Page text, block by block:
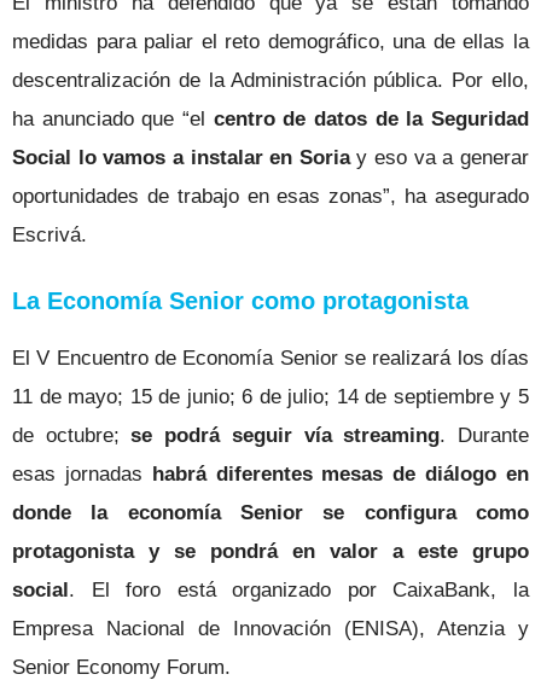
medidas para paliar el reto demográfico, una de ellas la
descentralización de la Administración pública. Por ello,
ha anunciado que “el centro de datos de la Seguridad
Social lo vamos a instalar en Soriay eso va a generar
oportunidades de trabajo en esas zonas”, ha asegurado
Escrivá.
La Economía Senior como protagonista
El V Encuentro de Economía Senior se realizará los días
11 de mayo; 15 de junio; 6 de julio; 14 de septiembre y 5
de octubre;se podrá seguir vía streaming. Durante
esas jornadas habrá diferentes mesas de diálogo en
donde la economía Senior se configura como
protagonista y se pondrá en valor a este grupo
social. El foro está organizado por CaixaBank, la
Empresa Nacional de Innovación (ENISA), Atenzia y
Senior Economy Forum.